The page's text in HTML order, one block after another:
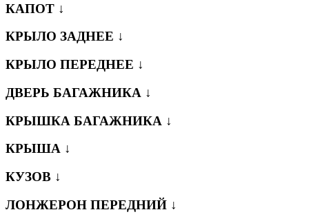
КАПОТ ↓
КРЫЛО ЗАДНЕЕ ↓
КРЫЛО ПЕРЕДНЕЕ ↓
ДВЕРЬ БАГАЖНИКА ↓
КРЫШКА БАГАЖНИКА ↓
КРЫША ↓
КУЗОВ ↓
ЛОНЖЕРОН ПЕРЕДНИЙ ↓